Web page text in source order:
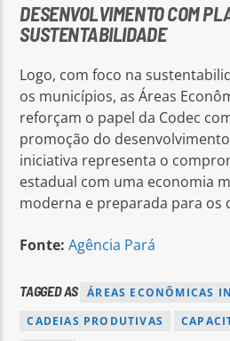
DESENVOLVIMENTO COM
SUSTENTABILIDADE
Logo, com foco na
os municípios, as Áreas
reforçam o papel da Codec
promoção do
iniciativa representa o
estadual com uma economia
moderna e preparada para os
Fonte: Agência Pará
TAGGED AS ÁREAS ECONÔMICAS
CADEIAS PRODUTIVAS